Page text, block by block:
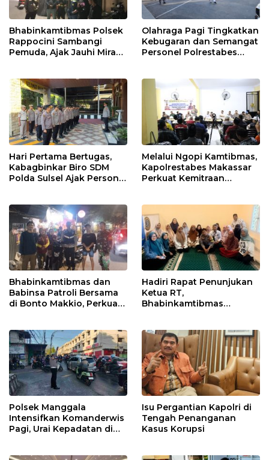
Bhabinkamtibmas Polsek
Rappocini Sambangi
Pemuda, Ajak Jauhi Miras,
Olahraga Pagi Tingkatkan
Kebugaran dan Semangat
Personel Polrestabes
Hari Pertama Bertugas,
Kabagbinkar Biro SDM
Polda Sulsel Ajak Personel
Melalui Ngopi Kamtibmas,
Kapolrestabes Makassar
Perkuat Kemitraan
Bhabinkamtibmas dan
Babinsa Patroli Bersama
di Bonto Makkio, Perkuat
Hadiri Rapat Penunjukan
Ketua RT,
Bhabinkamtibmas
dengan Warga
Polsek Manggala
Intensifkan Komanderwis
Pagi, Urai Kepadatan di
Isu Pergantian Kapolri di
Tengah Penanganan
Kasus Korupsi